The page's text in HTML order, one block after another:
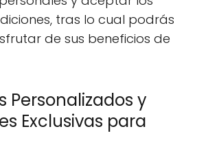
tras lo cual podrás
de sus beneficios de
Personalizados y
Exclusivas para